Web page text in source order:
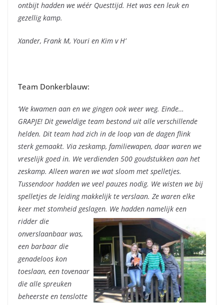
ontbijt hadden we wéér Questtijd. Het was een leuk en
gezellig kamp.
Xander, Frank M, Youri en Kim v H’
Team Donkerblauw:
‘We kwamen aan en we gingen ook weer weg. Einde…
GRAPJE! Dit geweldige team bestond uit alle verschillende
helden. Dit team had zich in de loop van de dagen flink
sterk gemaakt. Via zeskamp, familiewapen, daar waren we
vreselijk goed in. We verdienden 500 goudstukken aan het
zeskamp. Alleen waren we wat sloom met spelletjes.
Tussendoor hadden we veel pauzes nodig. We wisten we bij
spelletjes de leiding makkelijk te verslaan. Ze waren elke
keer met stomheid geslagen. We hadden namelijk een
ridder die
onverslaanbaar was,
een barbaar die
genadeloos kon
toeslaan, een tovenaar
die alle spreuken
beheerste en tenslotte